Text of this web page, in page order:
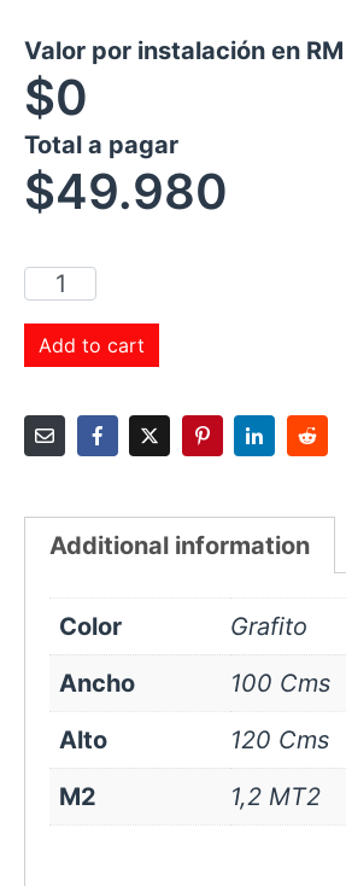
Valor por instalación en RM
$0
Total a pagar
$49.980
Add to cart
Additional information
Color
Grafito
Ancho
100 Cms
Alto
120 Cms
M2
1,2 MT2